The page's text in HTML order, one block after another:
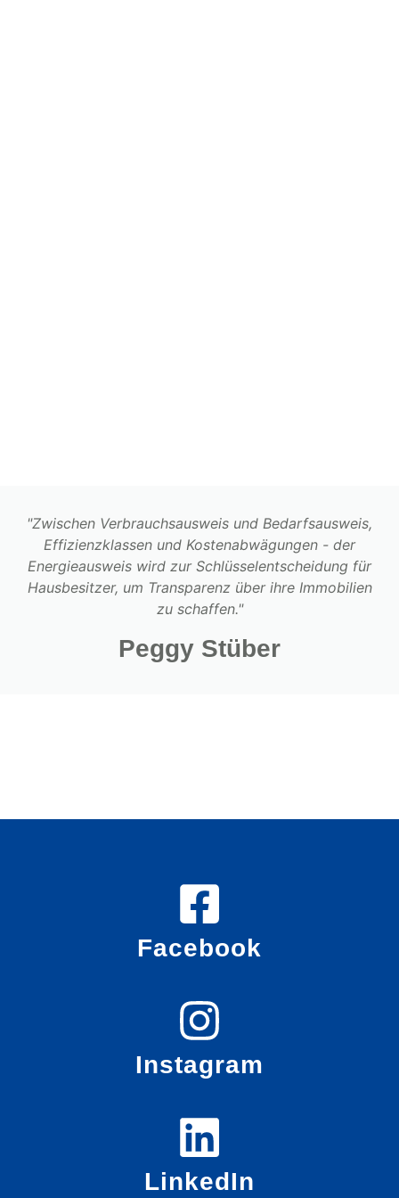
"Zwischen Verbrauchsausweis und Bedarfsausweis,
Effizienzklassen und Kostenabwägungen - der
Energieausweis wird zur Schlüsselentscheidung für
Hausbesitzer, um Transparenz über ihre Immobilien
zu schaffen."
Peggy Stüber
Facebook
Instagram
LinkedIn